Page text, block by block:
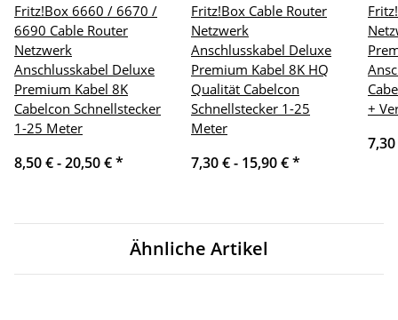
Fritz!Box 6660 / 6670 /
6690 Cable Router
Netzwerk
Anschlusskabel Deluxe
Premium Kabel 8K
Cabelcon Schnellstecker
1-25 Meter
8,50 € -20,50 €*
Fritz!Box Cable Router
Netzwerk
Anschlusskabel Deluxe
Premium Kabel 8K HQ
Qualität Cabelcon
Schnellstecker 1-25
Meter
7,30 € - 15,90 €*
+
Ähnliche Artikel